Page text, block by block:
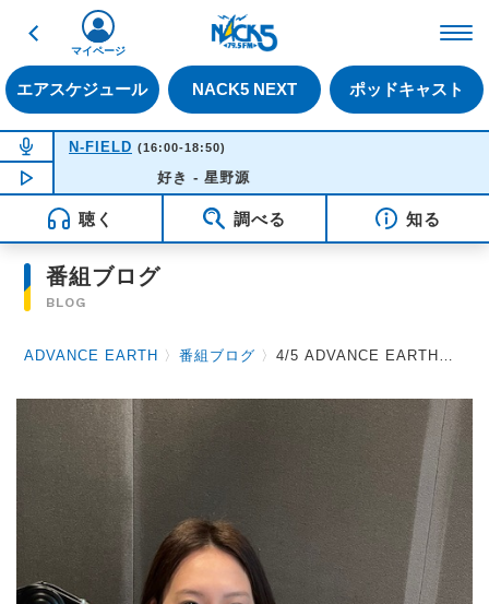
戻る
エアスケジュール NACK5 NEXT ポッドキャスト
マイページ
NOW ON AIR
N-FIELD (16:00-18:50)
NOW PLAYING15:48
好き - 星野源
聴く 調べる 知る
番組ブログ
BLOG
ADVANCE EARTH 〉番組ブログ 〉4/5 ADVANCE EARTH放送後記